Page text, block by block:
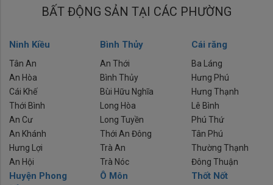
BẤT ĐỘNG SẢN TẠI CÁC PHƯỜNG
Ninh Kiều
Tân An
An Hòa
Cái Khế
Thới Bình
An Cư
An Khánh
Hưng Lợi
An Hội
Bình Thủy
An Thới
Bình Thủy
Bùi Hữu Nghĩa
Long Hòa
Long Tuyền
Thới An Đông
Trà An
Trà Nóc
Cái răng
Ba Láng
Hưng Phú
Hưng Thạnh
Lê Bình
Phú Thứ
Tân Phú
Thường Thạnh
Đông Thuận
Huyện Phong
Ô Môn Thốt Nốt